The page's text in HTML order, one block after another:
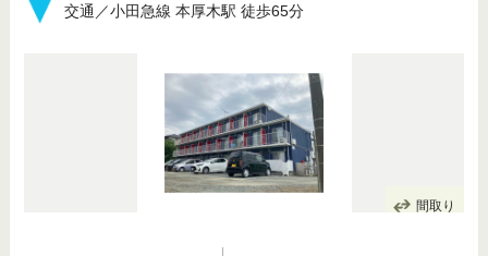
交通／小田急線 本厚木駅 徒歩65分
間取り